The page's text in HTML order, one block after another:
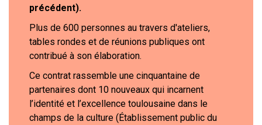
précédent).
Plus de 600 personnes au travers d'ateliers,
tables rondes et de réunions publiques ont
contribué à son élaboration.
Ce contrat rassemble une cinquantaine de
partenaires dont 10 nouveaux qui incarnent
l’identité et l’excellence toulousaine dans le
champs de la culture (Établissement public du